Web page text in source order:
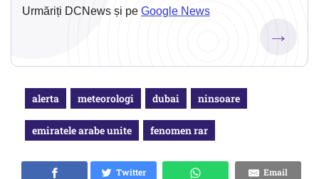
Urmăriți DCNews și pe Google News
→
alerta meteorologi dubai ninsoare
emiratele arabe unite fenomen rar
Twitter
Email